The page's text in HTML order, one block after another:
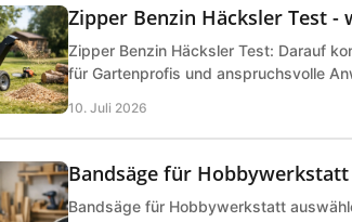
Zipper Benzin Häcksler Test
Zipper Benzin Häcksler Test: Darauf
für Gartenprofis und anspruchsvolle
10. Juli 2026
Bandsäge für
Bandsäge für Hobbywerkstatt